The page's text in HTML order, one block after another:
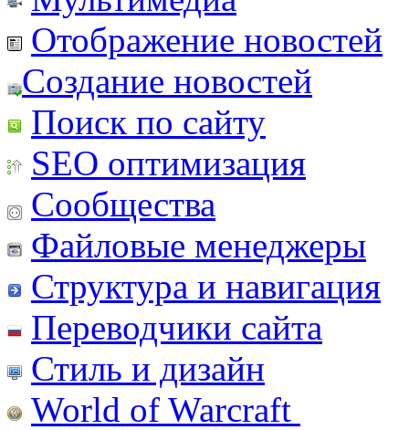
Отображение новостей
Создание новостей
Поиск по сайту
SEO оптимизация
Сообщества
Файловые менеджеры
Структура и навигация
Переводчики сайта
Стиль и дизайн
World of Warcraft